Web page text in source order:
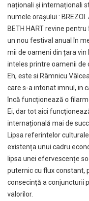
naționali și internaționali
numele orașului :
BETH HART revine
un nou festival anual în
mii de oameni din țara
inteles printre oamenii de
Eh, este si Râmnicu
care s-a intonat imnul, in
încă funcționează o
Ei, dar tot aici
internațională mai de
Lipsa referintelor
existența unui cadru
lipsa unei efervescențe
puternic cu flux constant,
consecință a conjuncturii
valorilor.